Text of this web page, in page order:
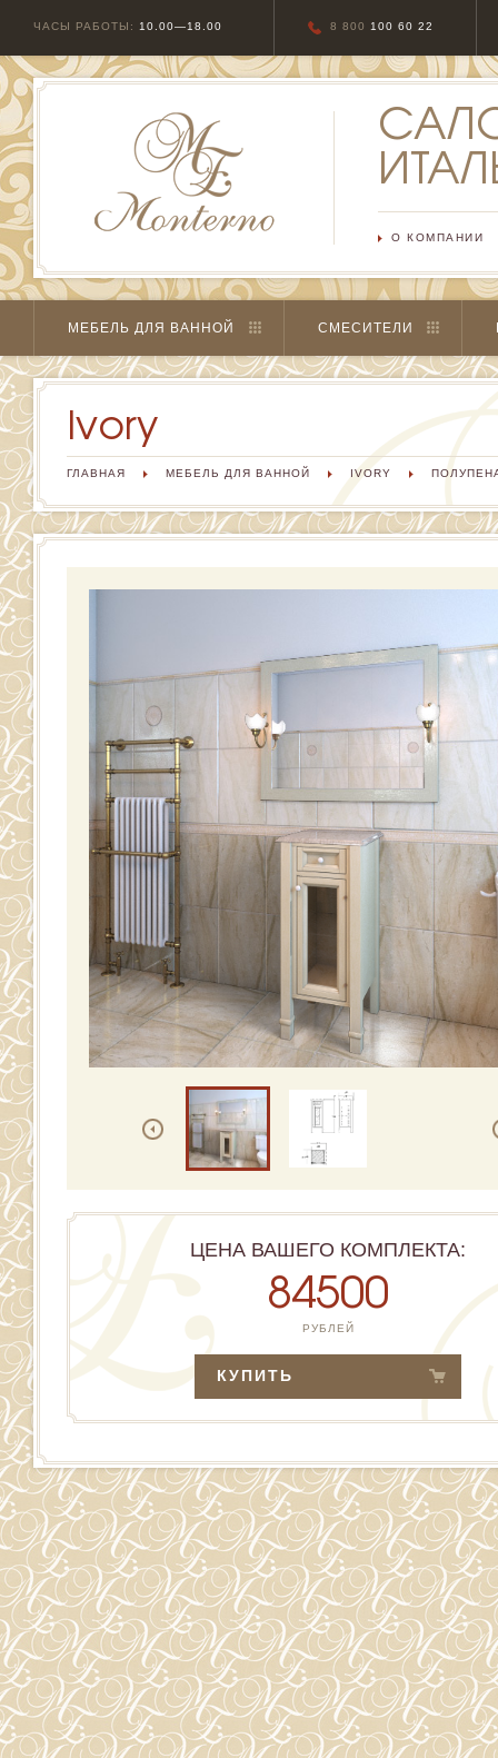
О КОМПАНИИ
МЕБЕЛЬ ДЛЯ ВАННОЙ СМЕСИТЕЛИ
Ivory
ГЛАВНАЯ МЕБЕЛЬ ДЛЯ ВАННОЙ IVORY
ЦЕНА ВАШЕГО КОМПЛЕКТА:
84500
РУБЛЕЙ
КУПИТЬ
ЧАСЫ РАБОТЫ: 10.00—18.00 8 800 100 60 22